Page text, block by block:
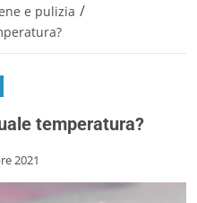
e pulizia /
temperatura?
2021